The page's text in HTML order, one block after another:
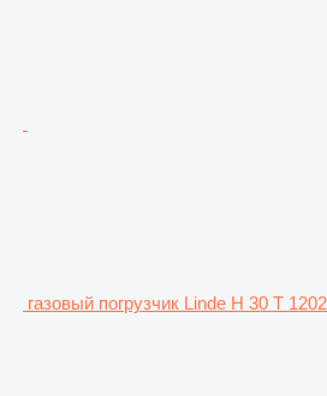
газовый погрузчик Linde H 30 T 1202